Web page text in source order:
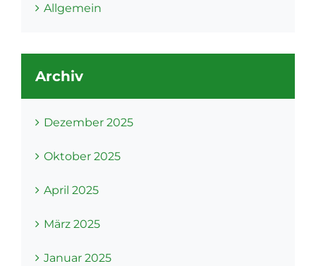
Allgemein
Archiv
Dezember 2025
Oktober 2025
April 2025
März 2025
Januar 2025